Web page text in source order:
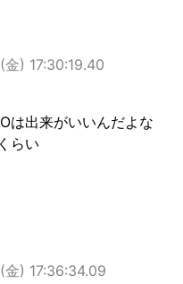
) 17:30:19.40
は出来がいいんだよな
らい
金) 17:36:34.09